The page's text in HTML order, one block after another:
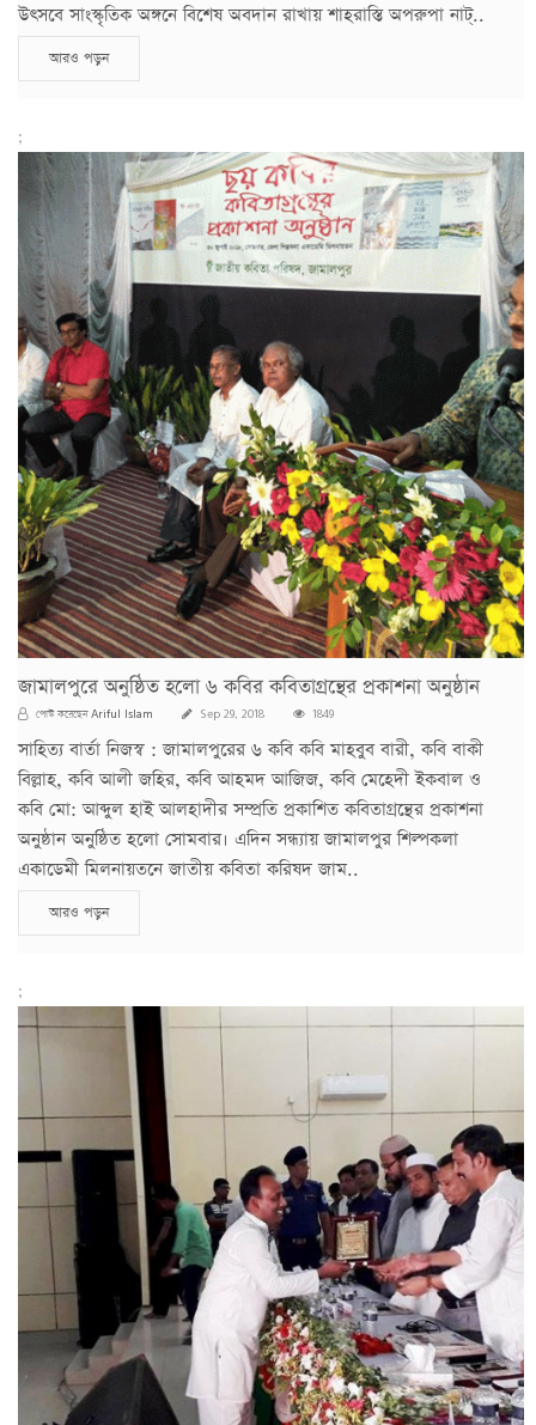
উৎসবে সাংস্কৃতিক অঙ্গনে বিশেষ অবদান রাখায় শাহরাস্তি অপরুপা নাট্..
আরও পড়ুন
;
জামালপুরে অনুষ্ঠিত হলো ৬ কবির কবিতাগ্রন্থের প্রকাশনা অনুষ্ঠান
পোস্ট করেছেনAriful Islam Sep 29, 2018 1849
সাহিত্য বার্তা নিজস্ব : জামালপুরের ৬ কবি কবি মাহবুব বারী, কবি বাকী
বিল্লাহ, কবি আলী জহির, কবি আহমদ আজিজ, কবি মেহেদী ইকবাল ও
কবি মো: আব্দুল হাই আলহাদীর সম্প্রতি প্রকাশিত কবিতাগ্রন্থের প্রকাশনা
অনুষ্ঠান অনুষ্ঠিত হলো সোমবার। এদিন সন্ধ্যায় জামালপুর শিল্পকলা
একাডেমী মিলনায়তনে জাতীয় কবিতা করিষদ জাম..
আরও পড়ুন
;